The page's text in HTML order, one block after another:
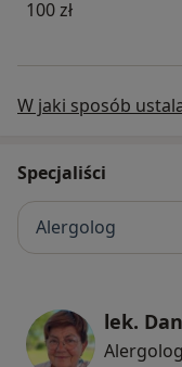
100 zł
W jaki sposób
Specjaliści
Alergolog
lek.